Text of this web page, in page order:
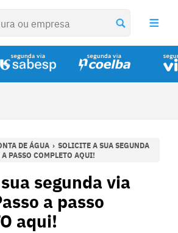
DE ÁGUA
SOLICITE A SUA SEGUNDA
PASSO COMPLETO AQUI!
segunda via
a passo
aqui!